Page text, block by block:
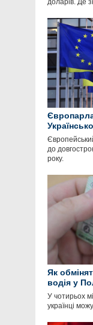
доларів. Де
до
року.
Як
водія у
У чотирьох
українці